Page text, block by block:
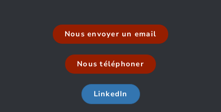
Nous envoyer un email
Nous téléphoner
LinkedIn